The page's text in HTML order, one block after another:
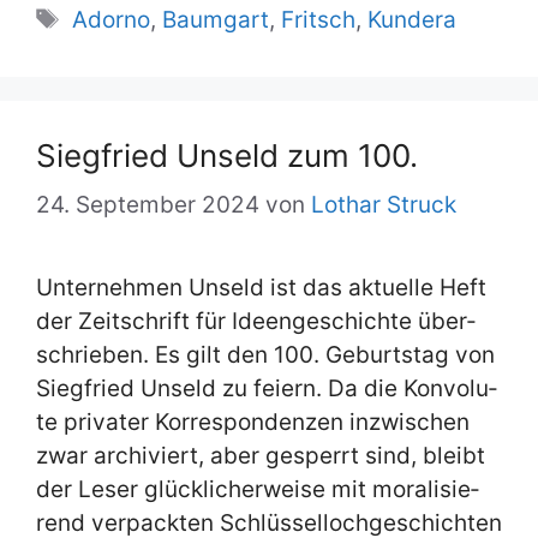
Schlagwörter
Adorno, Baumgart, Fritsch, Kundera
Sieg­fried Un­seld zum 100.
24. September 2024 von Lothar Struck
Un­ter­neh­men Un­seld ist das ak­tu­el­le Heft
der Zeit­schrift für Ideen­ge­schich­te über­
schrie­ben. Es gilt den 100. Ge­burts­tag von
Sieg­fried Un­seld zu fei­ern. Da die Kon­vo­lu­
te pri­va­ter Kor­re­spon­den­zen in­zwi­schen
zwar ar­chi­viert, aber ge­sperrt sind, bleibt
der Le­ser glück­li­cher­wei­se mit mo­ra­li­sie­
rend ver­pack­ten Schlüs­sel­loch­ge­schich­ten